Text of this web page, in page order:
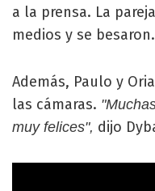
a la prensa. La
medios y se besaron.
Además, Paulo y
las cámaras.
muy felices", dijo